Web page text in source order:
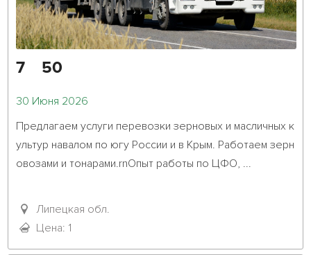
7 50
30 Июня 2026
Предлагаем услуги перевозки зерновых и масличных к
ультур навалом по югу России и в Крым. Работаем зерн
овозами и тонарами.rnОпыт работы по ЦФО, ...
Липецкая обл.
Цена: 1